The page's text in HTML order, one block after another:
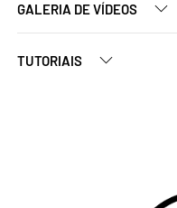
GALERIA DE VÍDEOS
TUTORIAIS